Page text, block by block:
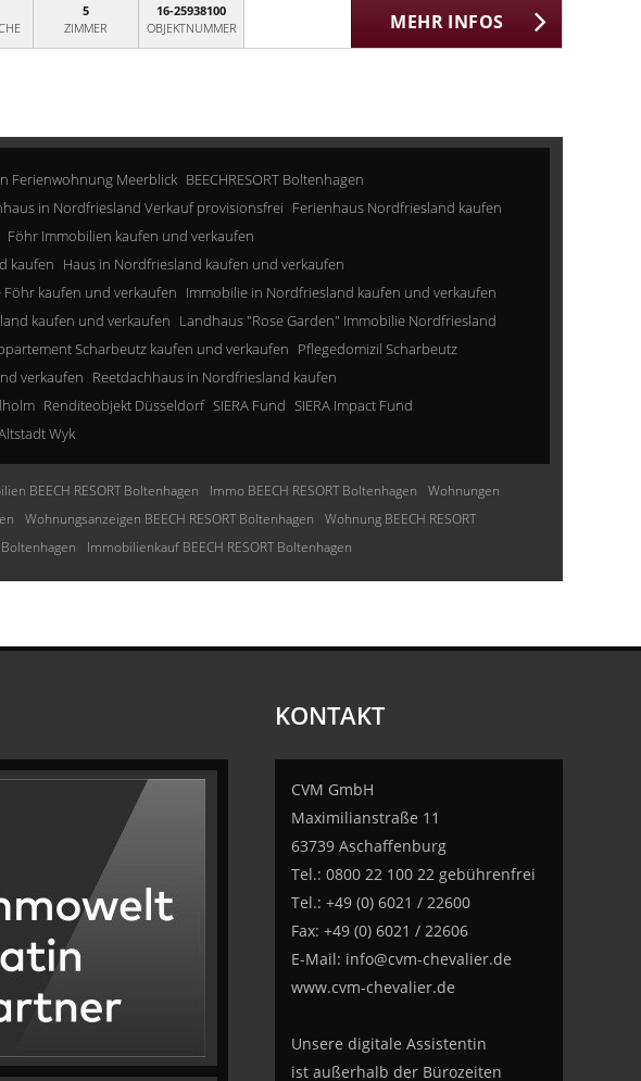
5
ZIMMER
16-25938100
OBJEKTNUMMER
MEHR INFOS
Ferienwohnung Meerblick BEECHRESORT Boltenhagen
in Nordfriesland Verkauf provisionsfrei Ferienhaus Nordfriesland kaufen
Föhr Immobilien kaufen und verkaufen
kaufen Haus in Nordfriesland kaufen und verkaufen
Föhr kaufen und verkaufen Immobilie in Nordfriesland kaufen und verkaufen
kaufen und verkaufen Landhaus "Rose Garden" Immobilie Nordfriesland
Scharbeutz kaufen und verkaufen Pflegedomizil Scharbeutz
verkaufen Reetdachhaus in Nordfriesland kaufen
Renditeobjekt Düsseldorf SIERA Fund SIERA Impact Fund
Wyk
BEECH RESORT Boltenhagen Immo BEECH RESORT Boltenhagen
Wohnungen
Wohnungsanzeigen BEECH RESORT Boltenhagen
Wohnung BEECH RESORT
Immobilienkauf BEECH RESORT Boltenhagen
KONTAKT
CVM GmbH
Maximilianstraße 11
63739 Aschaffenburg
Tel.: 0800 22 100 22 gebührenfrei
Tel.: +49 (0) 6021 / 22600
Fax: +49 (0) 6021 / 22606
E-Mail: info@cvm-chevalier.de
www.cvm-chevalier.de
Unsere digitale Assistentin
ist außerhalb der Bürozeiten